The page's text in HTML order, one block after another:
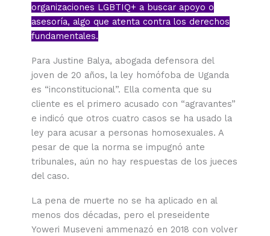
organizaciones LGBTIQ+ a buscar apoyo o
asesoría, algo que atenta contra los derechos
fundamentales.
Para Justine Balya, abogada defensora del
joven de 20 años, la ley homófoba de Uganda
es “inconstitucional”. Ella comenta que su
cliente es el primero acusado con “agravantes”
e indicó que otros cuatro casos se ha usado la
ley para acusar a personas homosexuales. A
pesar de que la norma se impugnó ante
tribunales, aún no hay respuestas de los jueces
del caso.
La pena de muerte no se ha aplicado en al
menos dos décadas, pero el preseidente
Yoweri Museveni ammenazó en 2018 con volver